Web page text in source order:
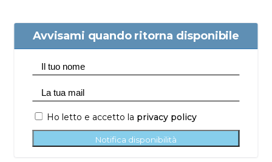
Avvisami quando ritorna disponibile
Ho letto e accetto la privacy policy
Notifica disponibilità